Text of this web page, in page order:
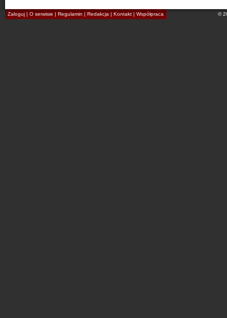
Zaloguj | O serwisie | Regulamin | Redakcja | Kontakt | Współpraca ©